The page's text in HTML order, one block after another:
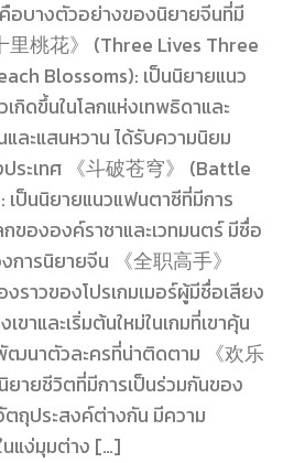
อบางตัวอย่างของนิยายจีนที่มี
里桃花》 (Three Lives Three
Blossoms): เป็นนิยายแนว
กิดขึ้นในโลกแห่งเทพธิดาและ
ละแสนหวาน ได้รับความนิยม
ระเทศ 《斗破苍穹》 (Battle
ป็นนิยายแนวแฟนตาซีที่มีการ
ขององค์ราชาและเวทมนตร์ มีชื่อ
การนิยายจีน 《全职高手》
งราวของโปรเกมเมอร์ผู้มีชื่อเสียง
าและเริ่มต้นใหม่ในเกมที่เขาคุ้น
ฒนาตัวละครที่น่าติดตาม 《欢乐
ายชีวิตที่มีการเป็นร่วมกันของ
ถุประสงค์ต่างกัน มีความ
นแง่มุมต่าง […]